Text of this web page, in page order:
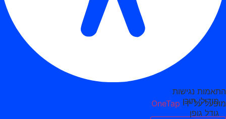
התאמות נגישות
מופעל על ידי OneTap מודולי תוכן
גודל גופן